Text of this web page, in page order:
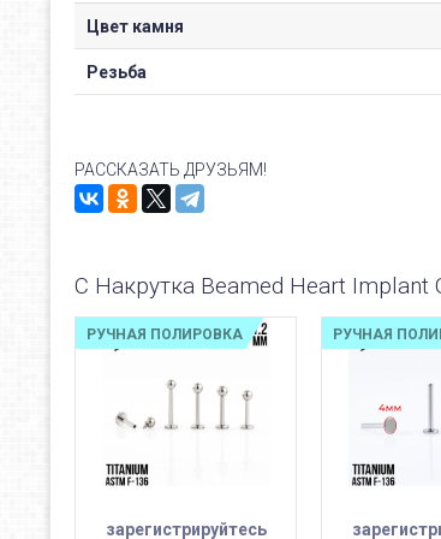
Цвет камня
Резьба
РАССКАЗАТЬ ДРУЗЬЯМ!
С Накрутка Beamed Heart Implant
зарегистрируйтесь
РУЧНАЯ ПОЛИРОВКА РУЧНАЯ